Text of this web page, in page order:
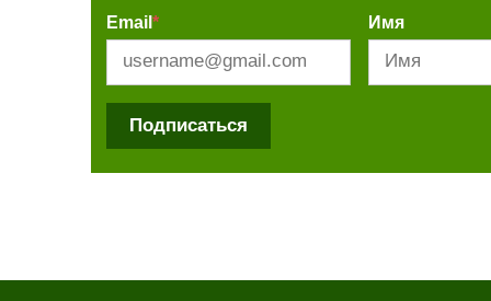
Email * Имя
Подписаться